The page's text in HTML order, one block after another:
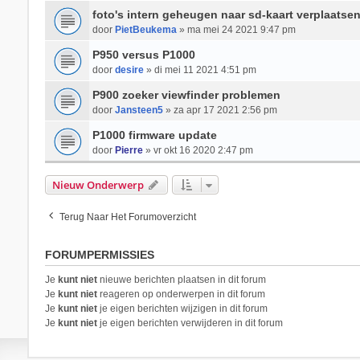
foto's intern geheugen naar sd-kaart verplaatsen
door PietBeukema» ma mei 24 2021 9:47 pm
P950 versus P1000
door desire» di mei 11 2021 4:51 pm
P900 zoeker viewfinder problemen
door Jansteen5» za apr 17 2021 2:56 pm
P1000 firmware update
door Pierre» vr okt 16 2020 2:47 pm
Nieuw Onderwerp
Terug Naar Het Forumoverzicht
FORUMPERMISSIES
Je kunt nietnieuwe berichten plaatsen in dit forum
Je kunt nietreageren op onderwerpen in dit forum
Je kunt nietje eigen berichten wijzigen in dit forum
Je kunt nietje eigen berichten verwijderen in dit forum